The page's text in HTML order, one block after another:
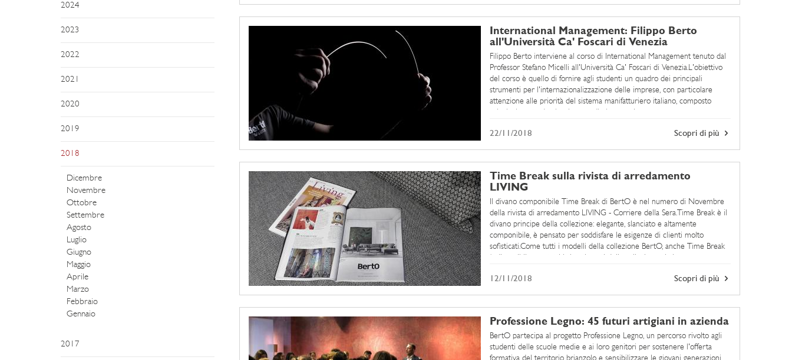
2024
2023
2022
2021
2020
2019
2018
Dicembre
Novembre
Ottobre
Settembre
Agosto
Luglio
Giugno
Maggio
Aprile
Marzo
Febbraio
Gennaio
2017
International Management: Filippo Berto
all'Università Ca' Foscari di Venezia
Filippo Berto interviene al corso di International Management tenuto dal
Professor Stefano Micelli all'Università Ca' Foscari di Venezia.L'obiettivo
del corso è quello di fornire agli studenti un quadro dei principali
strumenti per l'internazionalizzazione delle imprese, con particolare
attenzione alle priorità del sistema manifatturiero italiano, composto
Scopri di più
22/11/2018
Time Break sulla rivista di arredamento
LIVING
Il divano componibile Time Break di BertO è nel numero di Novembre
della rivista di arredamento LIVING - Corriere della Sera.Time Break è il
divano principe della collezione: elegante, slanciato e altamente
componibile, è pensato per soddisfare le esigenze di clienti molto
sofisticati.Come tutti i modelli della collezione BertO, anche Time Break
Scopri di più
12/11/2018
Professione Legno: 45 futuri artigiani in azienda
BertO partecipa al progetto Professione Legno, un percorso rivolto agli
studenti delle scuole medie e ai loro genitori per sostenere l'offerta